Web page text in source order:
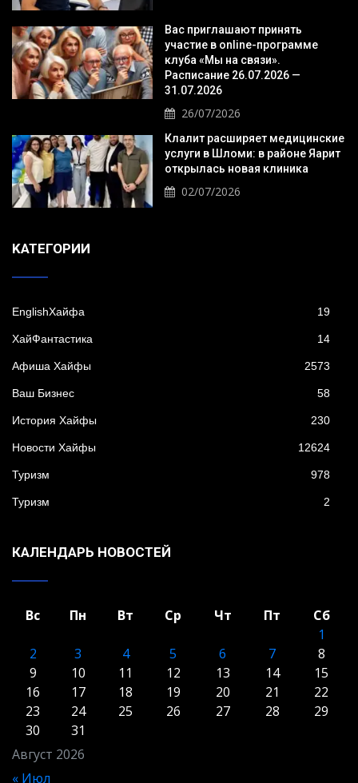
Вас приглашают принять
участие в online-программе
клуба «Мы на связи».
Расписание 26.07.2026 —
31.07.2026
26/07/2026
Клалит расширяет медицинские
услуги в Шломи: в районе Яарит
открылась новая клиника
02/07/2026
KАТЕГОРИИ
EnglishХайфа 19
XайФантастика 14
Афиша Хайфы 2573
Ваш Бизнес 58
История Хайфы 230
Новости Хайфы 12624
Туризм 978
Туризм 2
КАЛЕНДАРЬ НОВОСТЕЙ
Август 2026
Вс Пн Вт Ср Чт Пт
Сб
1
2
3 4 5 6 7
8
9
10 11 12 13 14
15
16
17 18 19 20 21
22
23
24 25 26 27 28
29
30
31
« Июл